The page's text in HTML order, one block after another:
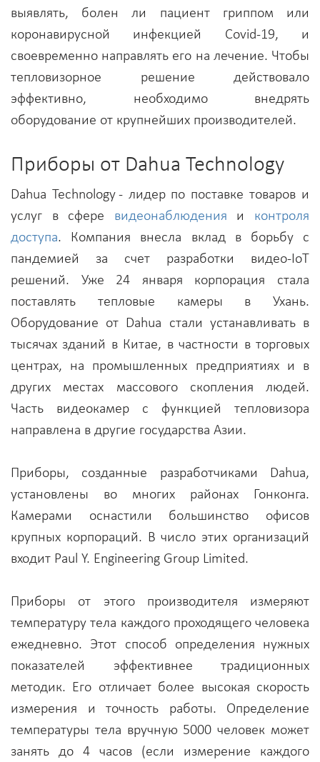
выявлять, болен ли пациент гриппом или
коронавирусной инфекцией Covid-19, и
своевременно направлять его на лечение. Чтобы
тепловизорное решение действовало
эффективно, необходимо внедрять
оборудование от крупнейших производителей.
Приборы от Dahua Technology
Dahua Technology - лидер по поставке товаров и
услуг в сфере видеонаблюдения и контроля
доступа. Компания внесла вклад в борьбу с
пандемией за счет разработки видео-IoT
решений. Уже 24 января корпорация стала
поставлять тепловые камеры в Ухань.
Оборудование от Dahua стали устанавливать в
тысячах зданий в Китае, в частности в торговых
центрах, на промышленных предприятиях и в
других местах массового скопления людей.
Часть видеокамер с функцией тепловизора
направлена в другие государства Азии.
Приборы, созданные разработчиками Dahua,
установлены во многих районах Гонконга.
Камерами оснастили большинство офисов
крупных корпораций. В число этих организаций
входит Paul Y. Engineering Group Limited.
Приборы от этого производителя измеряют
температуру тела каждого проходящего человека
ежедневно. Этот способ определения нужных
показателей эффективнее традиционных
методик. Его отличает более высокая скорость
измерения и точность работы. Определение
температуры тела вручную 5000 человек может
занять до 4 часов (если измерение каждого